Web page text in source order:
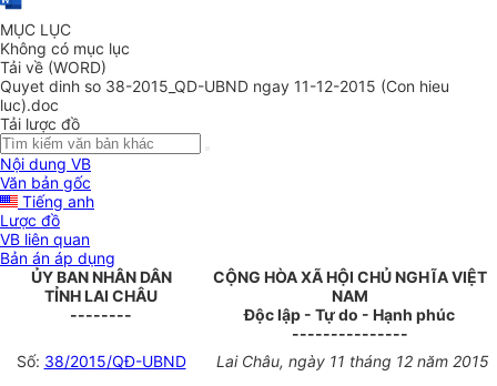
MỤC LỤC
Không có mục lục
Tải về (WORD)
Quyet dinh so 38-2015_QD-UBND ngay 11-12-2015 (Con hieu
luc).doc
Tải lược đồ
Nội dung VB
Văn bản gốc
Tiếng anh
Lược đồ
VB liên quan
Bản án áp dụng
ỦY BAN NHÂN DÂN
TỈNH LAI CHÂU
--------
CỘNG HÒA XÃ HỘI CHỦ NGHĨA VIỆT
NAM
Độc lập - Tự do - Hạnh phúc
---------------
Số: 38/2015/QĐ-UBND Lai Châu, ngày 11 tháng 12 năm 2015